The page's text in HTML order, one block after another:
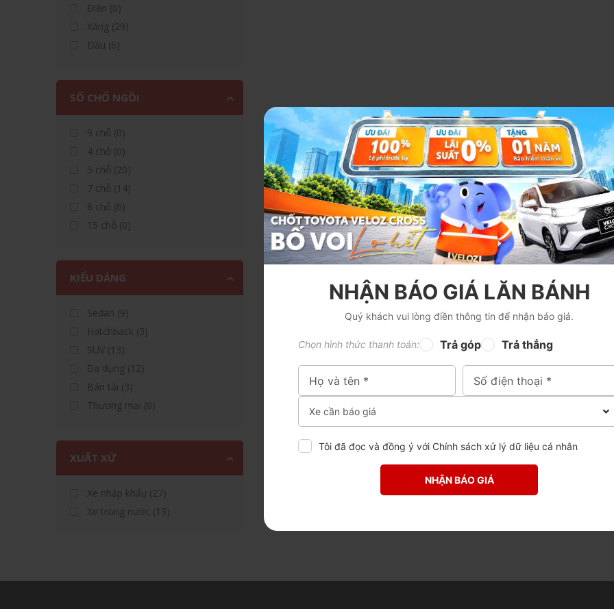
Điện (0)
Xăng (29)
Dầu (6)
SỐ CHỔ NGỒI
9 chỗ (0)
4 chỗ (0)
5 chỗ (20)
7 chỗ (14)
8 chỗ (6)
15 chỗ (0)
KIỂU DÁNG
Sedan (9)
Hatchback (3)
SUV (13)
Đa dụng (12)
Bán tải (3)
Thương mại (0)
XUẤT XỨ
Xe nhập khẩu (27)
Xe trong nước (13)
NHẬN BÁO GIÁ LĂN BÁNH
Quý khách vui lòng điền thông tin để nhận báo giá.
Chọn hình thức thanh toán: Trả góp Trả thẳng
Tôi đã đọc và đồng ý với Chính sách xử lý dữ liệu cá nhân
NHẬN BÁO GIÁ